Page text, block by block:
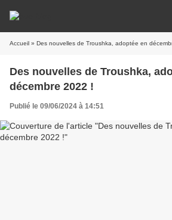
Accueil » Des nouvelles de Troushka, adoptée en
Des nouvelles de Troushka,
décembre 2022 !
Publié le 09/06/2024 à 14:51